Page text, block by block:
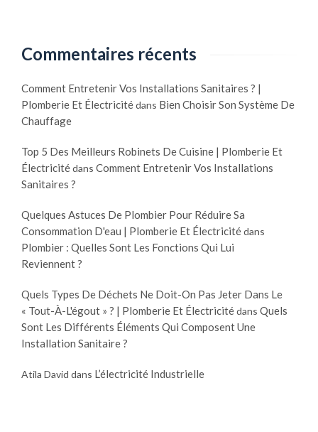
Commentaires récents
Comment Entretenir Vos Installations Sanitaires ? |
Plomberie Et Électricitédans Bien Choisir Son Système De
Chauffage
Top 5 Des Meilleurs Robinets De Cuisine | Plomberie Et
Électricitédans Comment Entretenir Vos Installations
Sanitaires ?
Quelques Astuces De Plombier Pour Réduire Sa
Consommation D'eau | Plomberie Et Électricitédans
Plombier : Quelles Sont Les Fonctions Qui Lui
Reviennent ?
Quels Types De Déchets Ne Doit-On Pas Jeter Dans Le
« Tout-À-L'égout » ? | Plomberie Et Électricitédans Quels
Sont Les Différents Éléments Qui Composent Une
Installation Sanitaire ?
Atila David dans L’électricité Industrielle